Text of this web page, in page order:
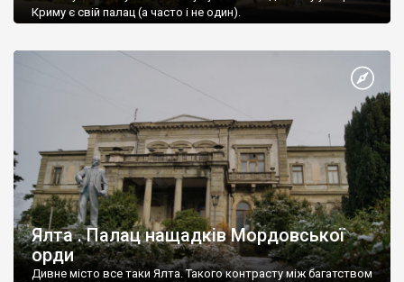
Криму є свій палац (а часто і не один).
Ялта . Палац нащадків Мордовської
орди
Дивне місто все таки Ялта. Такого контрасту між багатством